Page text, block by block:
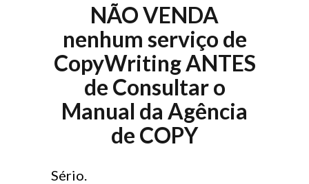
NÃO VENDA
nenhum serviço de
CopyWriting ANTES
de Consultar o
Manual da Agência
de COPY
Sério.